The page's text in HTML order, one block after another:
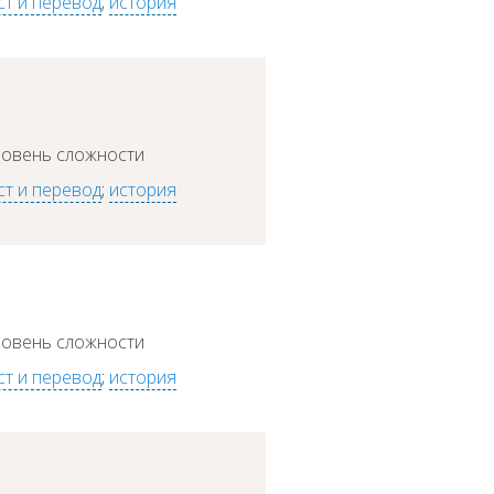
сложности
и перевод; история
сложности
и перевод; история